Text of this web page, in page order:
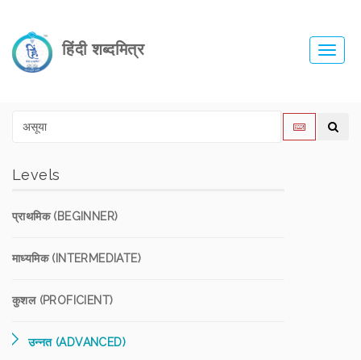
हिंदी शब्दमित्र
Levels
प्राथमिक (BEGINNER)
माध्यमिक (INTERMEDIATE)
कुशल (PROFICIENT)
उन्नत (ADVANCED)